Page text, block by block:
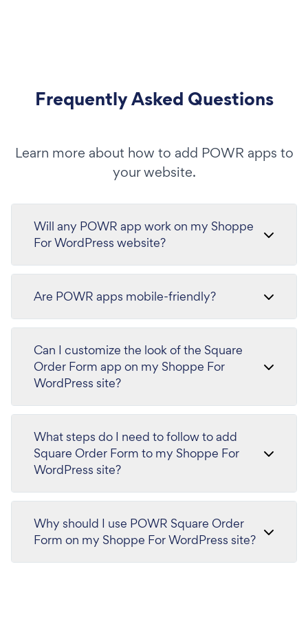
Frequently Asked Questions
Learn more about how to add POWR apps to
your website.
Will any POWR app work on my Shoppe
For WordPress website?
Are POWR apps mobile-friendly?
Can I customize the look of the Square
Order Form app on my Shoppe For
WordPress site?
What steps do I need to follow to add
Square Order Form to my Shoppe For
WordPress site?
Why should I use POWR Square Order
Form on my Shoppe For WordPress site?